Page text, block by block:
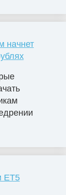
начнет
ET5